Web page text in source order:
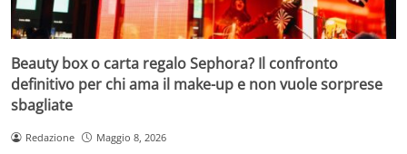
Beauty box o carta regalo Sephora? Il confronto
definitivo per chi ama il make-up e non vuole sorprese
sbagliate
Redazione Maggio 8, 2026